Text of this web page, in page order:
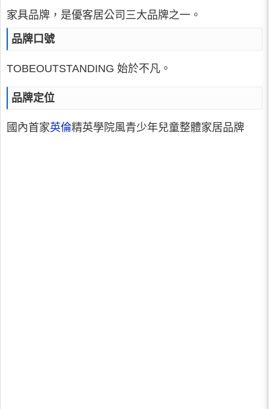
家具品牌，是優客居公司三大品牌之一。
品牌口號
TOBEOUTSTANDING 始於不凡。
品牌定位
國內首家英倫精英學院風青少年兒童整體家居品牌